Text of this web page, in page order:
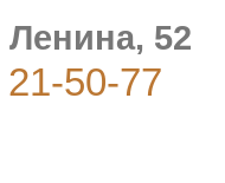
Ленина, 52
50-77